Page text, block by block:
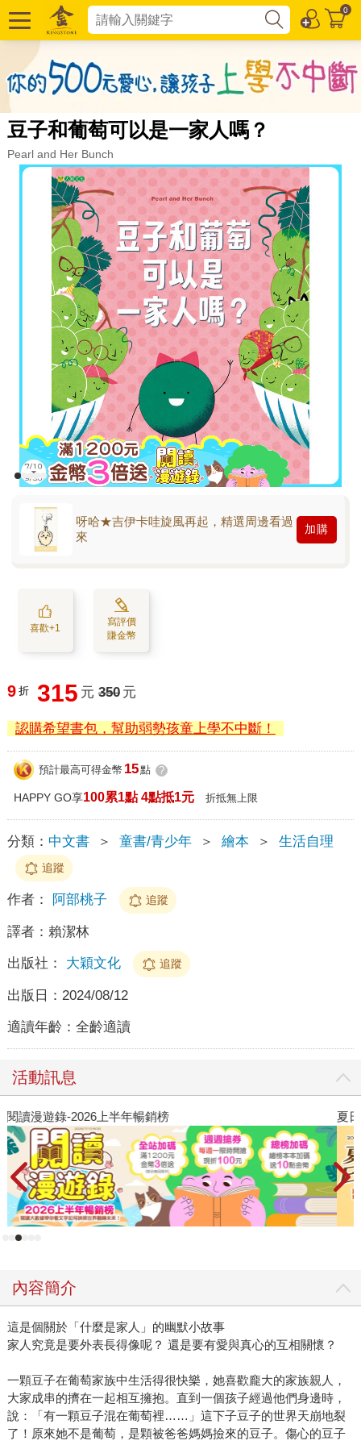
0
豆子和葡萄可以是一家人嗎？
Pearl and Her Bunch
呀哈★吉伊卡哇旋風再起，精選周邊看過
來
加購
喜歡+1
寫評價
賺金幣
9 折 315 元 350 元
認購希望書包，幫助弱勢孩童上學不中斷！
預計最高可得金幣 15點 ?
HAPPY GO享100累1點 4點抵1元 折抵無上限
分類： 中文書 ＞ 童書/青少年 ＞ 繪本 ＞ 生活自理
追蹤
作者： 阿部桃子 追蹤
譯者： 賴潔林
出版社： 大穎文化 追蹤
出版日： 2024/08/12
適讀年齡： 全齡適讀
活動訊息
夏日閱讀大冒險
內容簡介
這是個關於「什麼是家人」的幽默小故事
家人究竟是要外表長得像呢？ 還是要有愛與真心的互相關懷？
一顆豆子在葡萄家族中生活得很快樂，她喜歡龐大的家族親人，
大家成串的擠在一起相互擁抱。直到一個孩子經過他們身邊時，
說：「有一顆豆子混在葡萄裡……」這下子豆子的世界天崩地裂
了！原來她不是葡萄，是顆被爸爸媽媽撿來的豆子。傷心的豆子